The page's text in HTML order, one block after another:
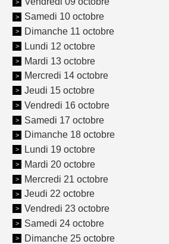
Samedi 10 octobre
Dimanche 11 octobre
Lundi 12 octobre
Mardi 13 octobre
Mercredi 14 octobre
Jeudi 15 octobre
Vendredi 16 octobre
Samedi 17 octobre
Dimanche 18 octobre
Lundi 19 octobre
Mardi 20 octobre
Mercredi 21 octobre
Jeudi 22 octobre
Vendredi 23 octobre
Samedi 24 octobre
Dimanche 25 octobre